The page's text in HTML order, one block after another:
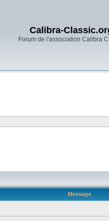
Calibra-
Forum de l'association Calibra
Message